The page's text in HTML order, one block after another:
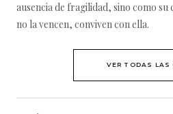
ausencia de fragilidad, sino como
no la vencen, conviven con ella.
VER TODAS LAS